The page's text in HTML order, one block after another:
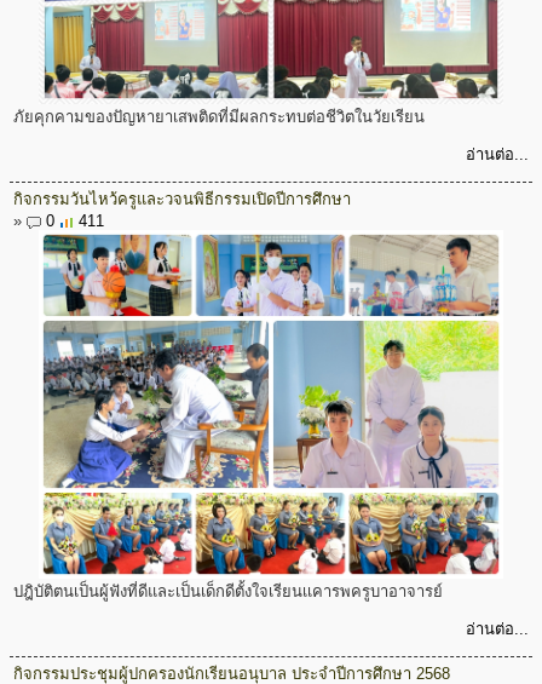
ภัยคุกคามของปัญหายาเสพติดที่มีผลกระทบต่อชีวิตในวัยเรียน
อ่านต่อ...
กิจกรรมวันไหว้ครูและวจนพิธีกรรมเปิดปีการศึกษา
»
0 411
ปฎิบัติตนเป็นผู้ฟังที่ดีและเป็นเด็กดีตั้งใจเรียนเเคารพครูบาอาจารย์
อ่านต่อ...
กิจกรรมประชุมผู้ปกครองนักเรียนอนุบาล ประจำปีการศึกษา 2568